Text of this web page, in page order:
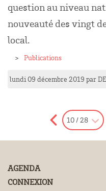
question au niveau
nouveauté des vingt
local.
Publications
lundi 09 décembre 2019 par
10 / 28
AGENDA
CONNEXION